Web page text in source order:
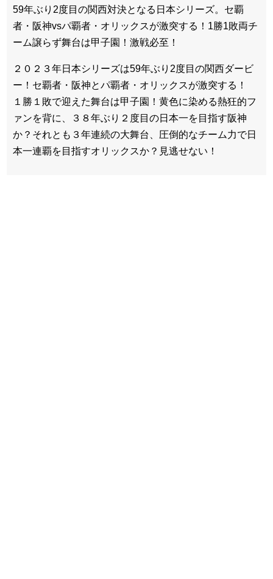
59年ぶり2度目の関西対決となる日本シリーズ。セ覇
者・阪神vsパ覇者・オリックスが激突する！1勝1敗両チ
ーム譲らず舞台は甲子園！激戦必至！
２０２３年日本シリーズは59年ぶり2度目の関西ダービ
ー！セ覇者・阪神とパ覇者・オリックスが激突する！
１勝１敗で迎えた舞台は甲子園！黄色に染める熱狂的フ
ァンを背に、３８年ぶり２度目の日本一を目指す阪神
か？それとも３年連続の大舞台、圧倒的なチーム力で日
本一連覇を目指すオリックスか？見逃せない！